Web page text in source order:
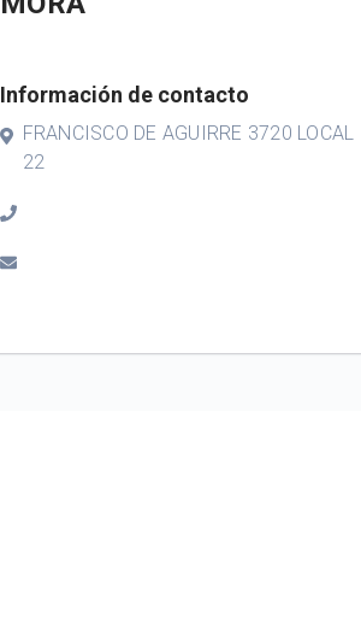
Información de contacto
FRANCISCO DE AGUIRRE 3720 LOCAL
22